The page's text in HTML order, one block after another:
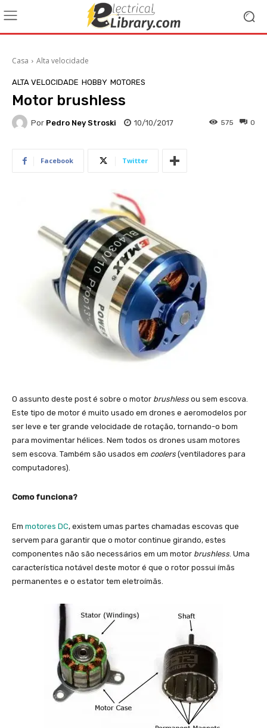
Casa Alta velocidade
ALTA VELOCIDADE HOBBY MOTORES
Motor brushless
Por Pedro Ney Stroski 10/10/2017 0
575
Facebook Twitter
O assunto deste post é sobre o motor brushless ou sem escova.
Este tipo de motor é muito usado em drones e aeromodelos por
ser leve e ter grande velocidade de rotação, tornando-o bom
para movimentar hélices. Nem todos os drones usam motores
sem escova. Também são usados em coolers (ventiladores para
computadores).
Como funciona?
Em motores DC, existem umas partes chamadas escovas que
servem para garantir que o motor continue girando, estes
componentes não são necessários em um motor brushless . Uma
característica notável deste motor é que o rotor possui ímãs
permanentes e o estator tem eletroímãs.